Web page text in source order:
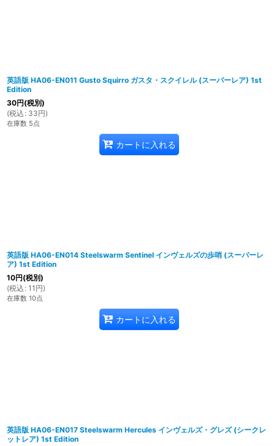
英語版 HA06-EN011 Gusto Squirro ガスタ・スクイレル (スーパーレア) 1st
Edition
30円(税別)
(税込 : 33円)
在庫数 5点
カートに入れる
英語版 HA06-EN014 Steelswarm Sentinel インヴェルズの歩哨 (スーパーレ
ア) 1st Edition
10円(税別)
(税込 : 11 円)
在庫数 10点
カートに入れる
英語版 HA06-EN017 Steelswarm Hercules インヴェルズ・グレズ (シークレ
ットレア) 1st Edition